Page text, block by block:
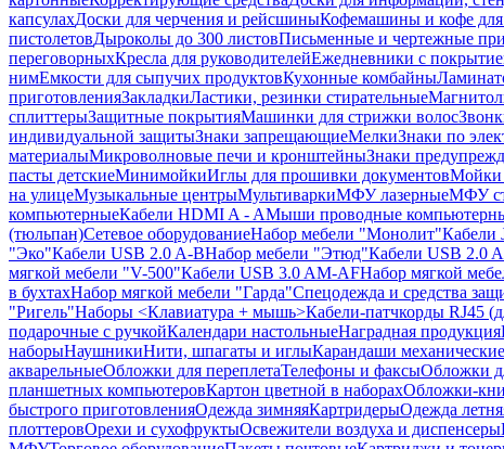
капсулахДоски для черчения и рейсшиныКофемашины и кофе
пистолетовДыроколы до 300 листовПисьменные и чертежные
переговорныхКресла для руководителейЕжедневники с
нимЕмкости для сыпучих продуктовКухонные комбайны
приготовленияЗакладкиЛастики, резинки стирательные
сплиттерыЗащитные покрытияМашинки для стрижки волос
индивидуальной защитыЗнаки запрещающиеМелкиЗнаки по
материалыМикроволновые печи и кронштейныЗнаки
пасты детскиеМинимойкиИглы для прошивки документовМойки
на улицеМузыкальные центрыМультиваркиМФУ лазерныеМФУ
компьютерныеКабели HDMI A - AМыши проводные
(тюльпан)Сетевое оборудованиеНабор мебели "Монолит"Кабели
"Эко"Кабели USB 2.0 A-BНабор мебели "Этюд"Кабели USB 2.0
мягкой мебели "V-500"Кабели USB 3.0 AM-AFНабор мягкой
в бухтахНабор мягкой мебели "Гарда"Спецодежда и средства
"Ригель"Наборы <Клавиатура + мышь>Кабели-патчкорды RJ45
подарочные с ручкойКалендари настольныеНаградная продукция
наборыНаушникиНити, шпагаты и иглыКарандаши механические
акварельныеОбложки для переплетаТелефоны и факсыОбложки
планшетных компьютеровКартон цветной в наборахОбложки-
быстрого приготовленияОдежда зимняяКартридерыОдежда
плоттеровОрехи и сухофруктыОсвежители воздуха и диспенсеры